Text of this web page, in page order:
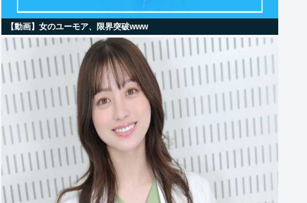
【動画】女のユーモア、限界突破www